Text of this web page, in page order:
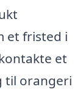
et fristed i
et
til orangeri